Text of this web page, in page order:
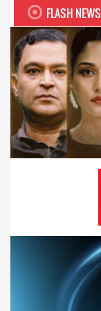
FLASH NEWS